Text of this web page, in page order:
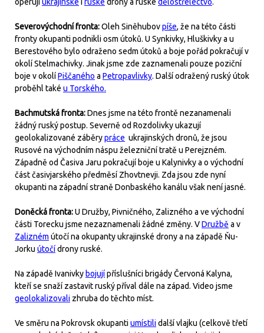
Severovýchodní fronta:Oleh Siněhubovpíše, že na této části
fronty okupanti podnikli osm útoků. U Synkivky, Hluškivky a u
Berestového bylo odraženo sedm útoků a boje pořád pokračují v
okolí Stelmachivky. Jinak jsme zde zaznamenali pouze poziční
boje v okolíPiščaného a Petropavlivky. Další odražený ruský útok
proběhl také u Torského.
Bachmutská fronta:Dnes jsme na této frontě nezanamenali
žádný ruský postup. Severně od Rozdolivky ukazují
geolokalizované záběrypráce ukrajinských dronů, že jsou
Rusové na východním náspu železniční tratě u Perejzném.
Západně od Časiva Jaru pokračují boje u Kalynivky a o východní
část časivjarského předměsí Zhovtnevji. Zda jsou zde nyní
okupanti na západní straně Donbaského kanálu však není jasné.
Doněcká fronta:U Družby, Pivničného, Zalizného a ve východní
části Torecku jsme nezaznamenali žádné změny. VDružbě a v
Zalizném útočí na okupanty ukrajinské drony a na západě Ňu-
Jorku útočídrony ruské.
Na západě Ivanivky bojujípříslušníci brigády Červoná Kalyna,
kteří se snaží zastavit ruský příval dále na západ. Video jsme
geolokalizovali zhruba do těchto míst.
Ve směru na Pokrovsk okupantiumístilidalší vlajku (celkově třetí